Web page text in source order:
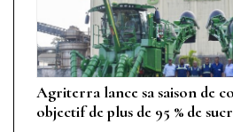
Agriterra lance sa saison de
objectif de plus de 95 % de